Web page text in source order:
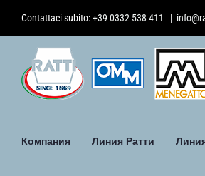
content
Contattaci subito:+39 0332 538 411 |
Компания Линия Ратти